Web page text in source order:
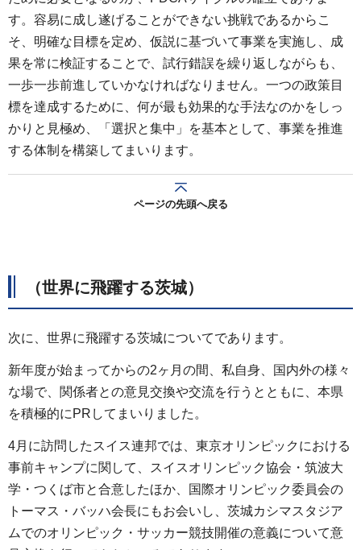
す。容易に成し遂げることができない挑戦であるからこ
そ、明確な目標を定め、仮説に基づいて事業を実施し、成
果を常に検証することで、試行錯誤を繰り返しながらも、
一歩一歩前進していかなければなりません。一つの政策目
標を達成するために、何が最も効果的な手法なのかをしっ
かりと見極め、「選択と集中」を基本として、事業を推進
する体制を構築してまいります。
ページの先頭へ戻る
（世界に飛躍する茨城）
次に、世界に飛躍する茨城についてであります。
新年度が始まってからの2ヶ月の間、私自身、国内外の様々
な場で、関係者との意見交換や交流を行うとともに、本県
を積極的にPRしてまいりました。
4月に訪問したスイス連邦では、東京オリンピックにおける
事前キャンプに関して、スイスオリンピック協会・筑波大
学・つくば市と合意したほか、国際オリンピック委員会の
トーマス・バッハ会長にもお会いし、茨城カシマスタジア
ムでのオリンピック・サッカー競技開催の意義について意